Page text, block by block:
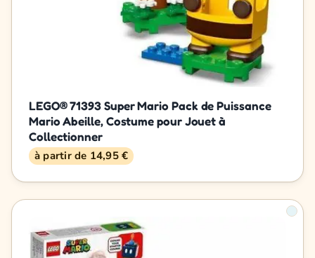
LEGO® 71393 Super Mario Pack de Puissance
Mario Abeille, Costume pour Jouet à
Collectionner
à partir de 14,95 €